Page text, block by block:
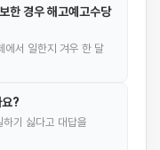
한 경우 해고예고수당
에서 일한지 겨우 한 달
?
기 싫다고 대답을